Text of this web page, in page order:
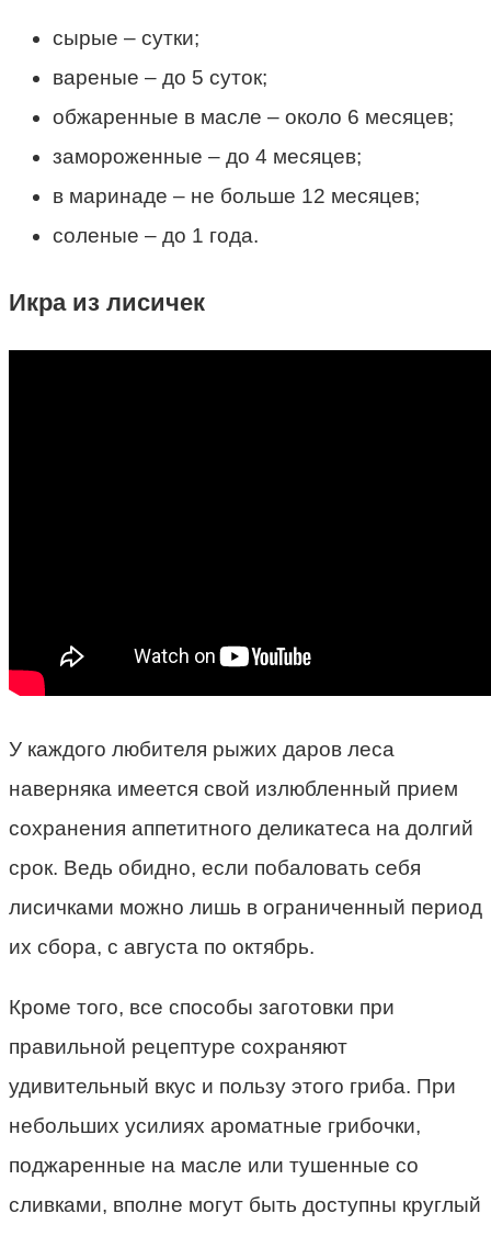
сырые – сутки;
вареные – до 5 суток;
обжаренные в масле – около 6 месяцев;
замороженные – до 4 месяцев;
в маринаде – не больше 12 месяцев;
соленые – до 1 года.
Икра из лисичек
У каждого любителя рыжих даров леса
наверняка имеется свой излюбленный прием
сохранения аппетитного деликатеса на долгий
срок. Ведь обидно, если побаловать себя
лисичками можно лишь в ограниченный период
их сбора, с августа по октябрь.
Кроме того, все способы заготовки при
правильной рецептуре сохраняют
удивительный вкус и пользу этого гриба. При
небольших усилиях ароматные грибочки,
поджаренные на масле или тушенные со
сливками, вполне могут быть доступны круглый